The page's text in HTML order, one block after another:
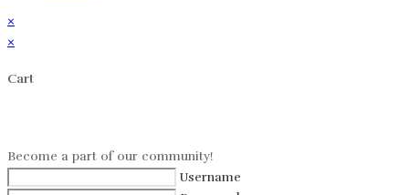
×
×
Cart
Become a part of our community!
Username